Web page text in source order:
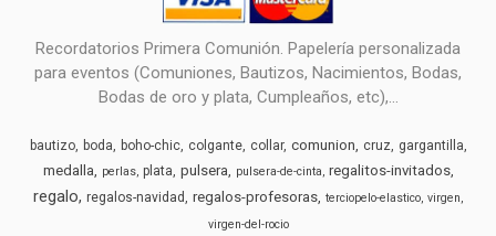
Recordatorios Primera Comunión. Papelería personalizada
para eventos (Comuniones, Bautizos, Nacimientos, Bodas,
Bodas de oro y plata, Cumpleaños, etc),...
bautizo boda boho-chic colgante collar comunion cruz gargantilla
medalla perlas plata pulsera pulsera-de-cinta regalitos-invitados
regalo regalos-navidad regalos-profesoras terciopelo-elastico virgen
virgen-del-rocio